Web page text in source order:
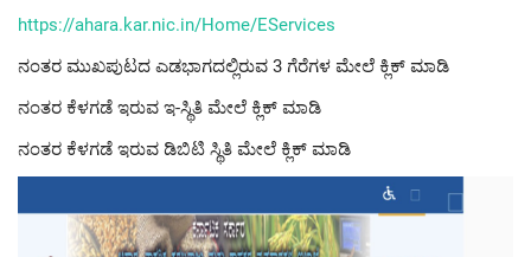
https://ahara.kar.nic.in/Home/EServices
ನಂತರ ಮುಖಪುಟದ ಎಡಭಾಗದಲ್ಲಿರುವ 3 ಗೆರೆಗಳ ಮೇಲೆ ಕ್ಲಿಕ್ ಮಾಡಿ
ನಂತರ ಕೆಳಗಡೆ ಇರುವ ಇ-ಸ್ಥಿತಿ ಮೇಲೆ ಕ್ಲಿಕ್ ಮಾಡಿ
ನಂತರ ಕೆಳಗಡೆ ಇರುವ ಡಿಬಿಟಿ ಸ್ಥಿತಿ ಮೇಲೆ ಕ್ಲಿಕ್ ಮಾಡಿ